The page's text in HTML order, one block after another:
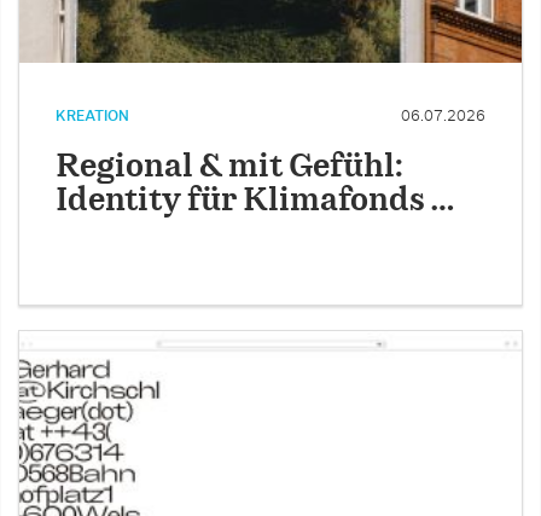
KREATION 06.07.2026
Regional & mit Gefühl:
Identity für Klimafonds …